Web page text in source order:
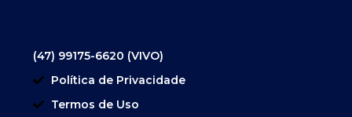
(47) 99175-6620 (VIVO)
Política de Privacidade
Termos de Uso